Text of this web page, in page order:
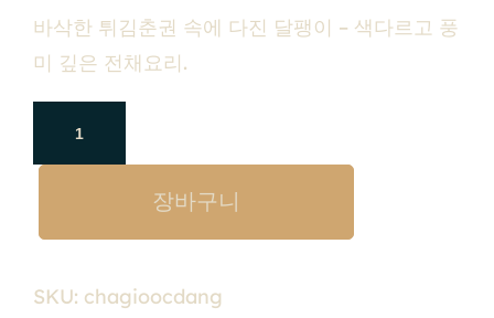
바삭한 튀김춘권 속에 다진 달팽이 – 색다르고 풍
미 깊은 전채요리.
장바구니
SKU: chagioocdang